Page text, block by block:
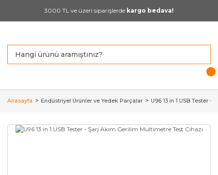
3000 TL ve üzeri siparişlerde kargo bedava!
Anasayfa Endüstriyel Ürünler ve Yedek Parçalar U96 13 in 1 USB Tester -